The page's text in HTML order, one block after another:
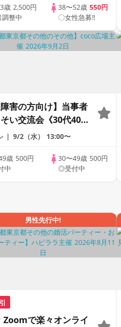
対象☆ 司会進行あり
43s ONLINE
歳 2,500円
整中
38〜52歳550円
〇女性急募‼
障害の方向け】当事者
い交流会《30代40代
オンライン
9/2（水） 13:00〜
歳 500円
中
30〜49歳 500円
◎受付中
男性先行中!
で楽々オンライ